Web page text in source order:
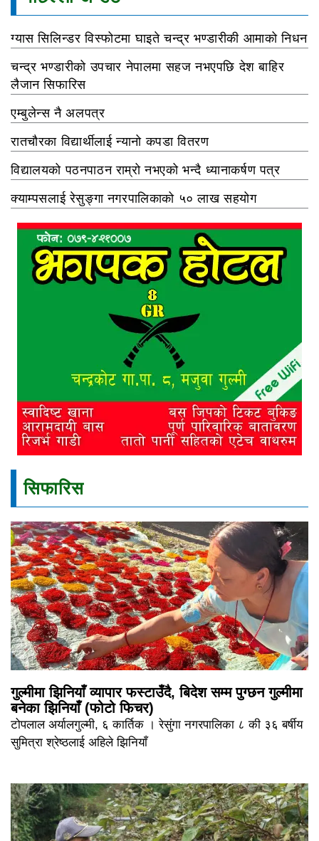
ग्यास सिलिन्डर विस्फोटमा घाइते चन्द्र भण्डारीकी आमाको निधन
चन्द्र भण्डारीको उपचार नेपालमा सहज नभएपछि देश बाहिर
लैजान सिफारिस
एम्बुलेन्स नै अलपत्र
रातचौरका विद्यार्थीलाई न्यानो कपडा वितरण
विद्यालयको पठनपाठन राम्रो नभएको भन्दै ध्यानाकर्षण पत्र
क्याम्पसलाई रेसुङ्गा नगरपालिकाको ५० लाख सहयोग
सिफारिस
गुल्मीमा झिनियाँ व्यापार फस्टाउँदै, बिदेश सम्म पुग्छन गुल्मीमा
बनेका झिनियाँ (फोटो फिचर)
टोपलाल अर्यालगुल्मी, ६ कार्तिक । रेसुंगा नगरपालिका ८ की ३६ बर्षीय
सुमित्रा श्रेष्ठलाई अहिले झिनियाँ